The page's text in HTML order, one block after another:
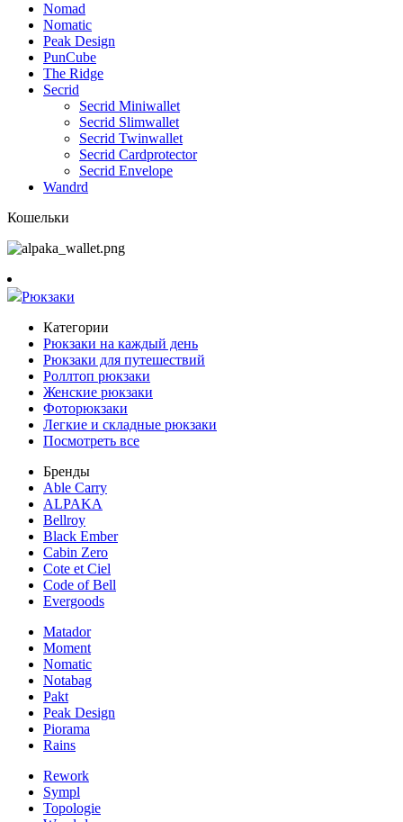
Nomad
Nomatic
Peak Design
PunCube
The Ridge
Secrid
Secrid Miniwallet
Secrid Slimwallet
Secrid Twinwallet
Secrid Cardprotector
Secrid Envelope
Wandrd
Кошельки
Рюкзаки
Категории
Рюкзаки на каждый день
Рюкзаки для путешествий
Роллтоп рюкзаки
Женские рюкзаки
Фоторюкзаки
Легкие и складные рюкзаки
Посмотреть все
Бренды
Able Carry
ALPAKA
Bellroy
Black Ember
Cabin Zero
Cote et Ciel
Code of Bell
Evergoods
Matador
Moment
Nomatic
Notabag
Pakt
Peak Design
Piorama
Rains
Rework
Sympl
Topologie